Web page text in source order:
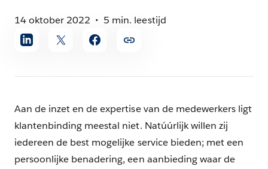
14 oktober 2022
5 min. leestijd
Artikel
delen
Aan de inzet en de expertise van de medewerkers ligt
klantenbinding meestal niet. Natúúrlijk willen zij
iedereen de best mogelijke service bieden; met een
persoonlijke benadering, een aanbieding waar de